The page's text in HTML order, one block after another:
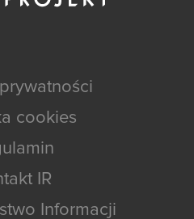
cookies
IR
Informacji